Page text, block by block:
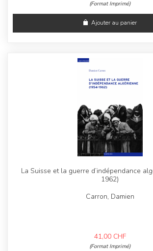
(Format Imprimé)
Ajouter au panier
La Suisse et la guerre d’indépendance
1962)
Carron, Damien
41,00 CHF
(Format Imprimé)